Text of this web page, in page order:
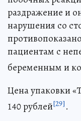
раздражение и
нарушения со
пациентам с
беременным и
Цена упаковки
140 рублей[29].